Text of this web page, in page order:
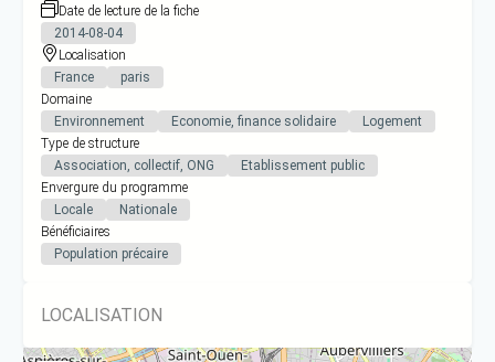
Date de lecture de la fiche
2014-08-04
Localisation
France
paris
Domaine
Environnement
Economie, finance solidaire
Logement
Type de structure
Association, collectif, ONG
Etablissement public
Envergure du programme
Locale
Nationale
Bénéficiaires
Population précaire
LOCALISATION